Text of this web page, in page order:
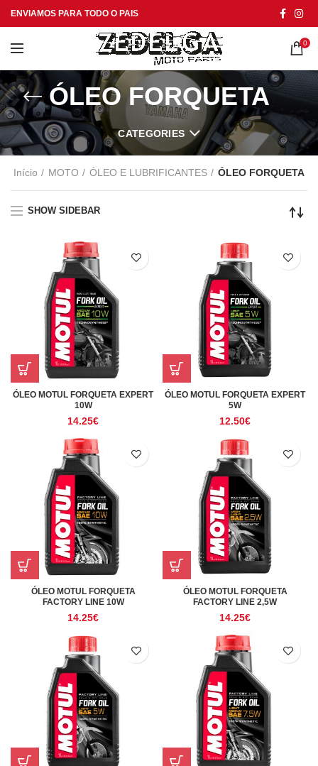
ENVIAMOS PARA TODO O PAIS
0
ÓLEO FORQUETA
CATEGORIES
Início MOTO ÓLEO E LUBRIFICANTES ÓLEO FORQUETA
SHOW SIDEBAR
ÓLEO MOTUL FORQUETA EXPERT
10W
14.25€
ÓLEO MOTUL FORQUETA EXPERT
5W
12.50€
ÓLEO MOTUL FORQUETA
FACTORY LINE 10W
14.25€
ÓLEO MOTUL FORQUETA
FACTORY LINE 2,5W
14.25€